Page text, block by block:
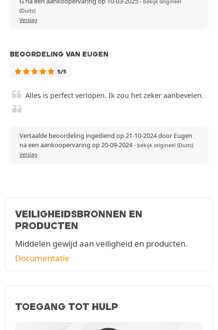
(Duits)
Verslag
BEOORDELING VAN EUGEN
5/5
Alles is perfect verlopen. Ik zou het zeker aanbevelen.
Vertaalde beoordeling ingediend op 21-10-2024 door Eugen
na een aankoopervaring op 20-09-2024- bekijk origineel (Duits)
Verslag
VEILIGHEIDSBRONNEN EN
PRODUCTEN
Middelen gewijd aan veiligheid en producten.
Documentatie
TOEGANG TOT HULP